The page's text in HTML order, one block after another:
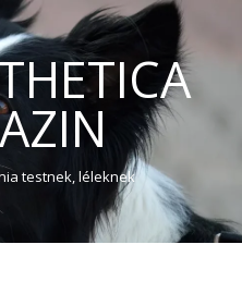
testnek, léleknek